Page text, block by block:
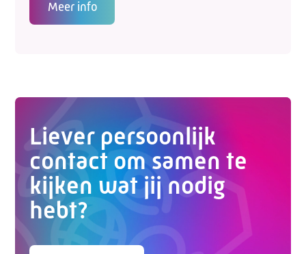
Meer info
Liever persoonlijk
contact om samen te
kijken wat jij nodig
hebt?